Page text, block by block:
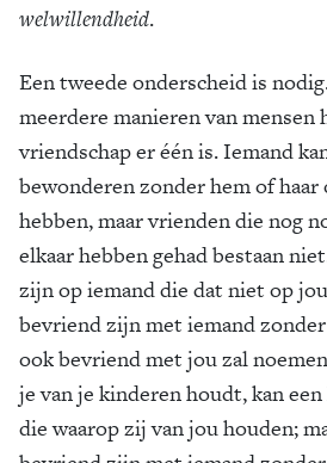
welwillendheid.
Een tweede onderscheid is
meerdere manieren van mensen
vriendschap er één is. Iemand
bewonderen zonder hem of
hebben, maar vrienden die nog
elkaar hebben gehad bestaan
zijn op iemand die dat niet op
bevriend zijn met iemand
ook bevriend met jou zal
je van je kinderen houdt, kan
die waarop zij van jou houden;